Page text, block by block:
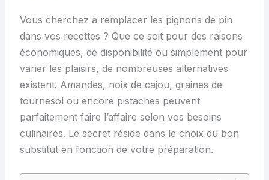
Vous cherchez à remplacer les pignons de pin
dans vos recettes ? Que ce soit pour des raisons
économiques, de disponibilité ou simplement pour
varier les plaisirs, de nombreuses alternatives
existent. Amandes, noix de cajou, graines de
tournesol ou encore pistaches peuvent
parfaitement faire l’affaire selon vos besoins
culinaires. Le secret réside dans le choix du bon
substitut en fonction de votre préparation.